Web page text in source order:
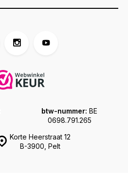
Korte Heerstraat 12
B-3900, Pelt
btw-nummer: BE
0698.791.265